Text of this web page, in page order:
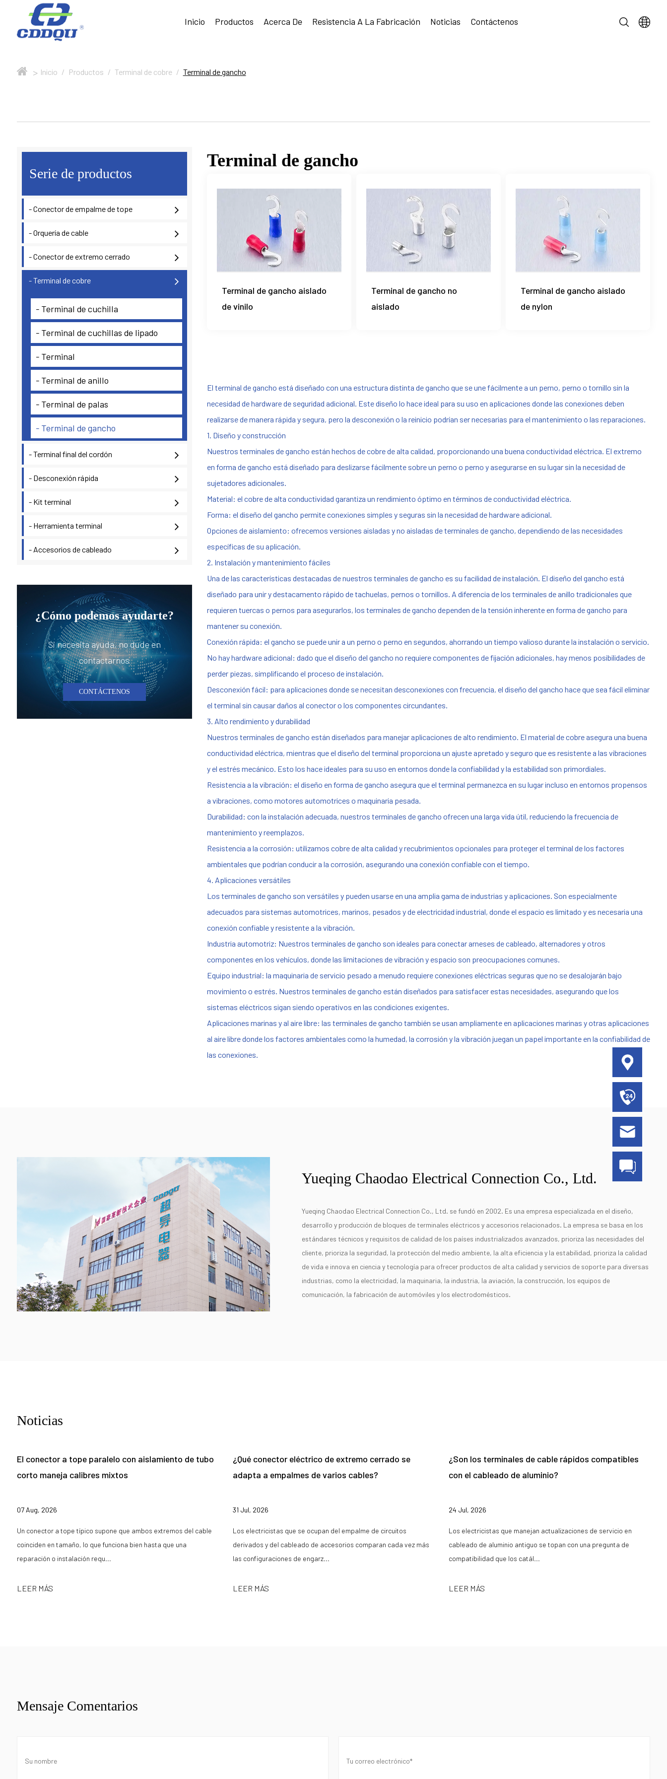
Inicio Productos Acerca De Resistencia A La Fabricación Noticias Contáctenos
> Inicio / Productos / Terminal de cobre / Terminal de gancho
Serie de productos
- Conector de empalme de tope
- Orquería de cable
- Conector de extremo cerrado
- Terminal de cobre
- Terminal de cuchilla
- Terminal de cuchillas de lipado
- Terminal
- Terminal de anillo
- Terminal de palas
- Terminal de gancho
- Terminal final del cordón
- Desconexión rápida
- Kit terminal
- Herramienta terminal
- Accesorios de cableado
¿Cómo podemos ayudarte?
Si necesita ayuda, no dude en
contactarnos
CONTÁCTENOS
Terminal de gancho
Terminal de gancho aislado
de vinilo
Terminal de gancho no
aislado
Terminal de gancho aislado
de nylon
El terminal de gancho está diseñado con una estructura distinta de gancho que se une fácilmente a un perno, perno o tornillo sin la
necesidad de hardware de seguridad adicional. Este diseño lo hace ideal para su uso en aplicaciones donde las conexiones deben
realizarse de manera rápida y segura, pero la desconexión o la reinicio podrían ser necesarias para el mantenimiento o las reparaciones.
1. Diseño y construcción
Nuestros terminales de gancho están hechos de cobre de alta calidad, proporcionando una buena conductividad eléctrica. El extremo
en forma de gancho está diseñado para deslizarse fácilmente sobre un perno o perno y asegurarse en su lugar sin la necesidad de
sujetadores adicionales.
Material: el cobre de alta conductividad garantiza un rendimiento óptimo en términos de conductividad eléctrica.
Forma: el diseño del gancho permite conexiones simples y seguras sin la necesidad de hardware adicional.
Opciones de aislamiento: ofrecemos versiones aisladas y no aisladas de terminales de gancho, dependiendo de las necesidades
específicas de su aplicación.
2. Instalación y mantenimiento fáciles
Una de las características destacadas de nuestros terminales de gancho es su facilidad de instalación. El diseño del gancho está
diseñado para unir y destacamento rápido de tachuelas, pernos o tornillos. A diferencia de los terminales de anillo tradicionales que
requieren tuercas o pernos para asegurarlos, los terminales de gancho dependen de la tensión inherente en forma de gancho para
mantener su conexión.
Conexión rápida: el gancho se puede unir a un perno o perno en segundos, ahorrando un tiempo valioso durante la instalación o servicio.
No hay hardware adicional: dado que el diseño del gancho no requiere componentes de fijación adicionales, hay menos posibilidades de
perder piezas, simplificando el proceso de instalación.
Desconexión fácil: para aplicaciones donde se necesitan desconexiones con frecuencia, el diseño del gancho hace que sea fácil eliminar
el terminal sin causar daños al conector o los componentes circundantes.
3. Alto rendimiento y durabilidad
Nuestros terminales de gancho están diseñados para manejar aplicaciones de alto rendimiento. El material de cobre asegura una buena
conductividad eléctrica, mientras que el diseño del terminal proporciona un ajuste apretado y seguro que es resistente a las vibraciones
y el estrés mecánico. Esto los hace ideales para su uso en entornos donde la confiabilidad y la estabilidad son primordiales.
Resistencia a la vibración: el diseño en forma de gancho asegura que el terminal permanezca en su lugar incluso en entornos propensos
a vibraciones, como motores automotrices o maquinaria pesada.
Durabilidad: con la instalación adecuada, nuestros terminales de gancho ofrecen una larga vida útil, reduciendo la frecuencia de
mantenimiento y reemplazos.
Resistencia a la corrosión: utilizamos cobre de alta calidad y recubrimientos opcionales para proteger el terminal de los factores
ambientales que podrían conducir a la corrosión, asegurando una conexión confiable con el tiempo.
4. Aplicaciones versátiles
Los terminales de gancho son versátiles y pueden usarse en una amplia gama de industrias y aplicaciones. Son especialmente
adecuados para sistemas automotrices, marinos, pesados y de electricidad industrial, donde el espacio es limitado y es necesaria una
conexión confiable y resistente a la vibración.
Industria automotriz: Nuestros terminales de gancho son ideales para conectar arneses de cableado, alternadores y otros
componentes en los vehículos, donde las limitaciones de vibración y espacio son preocupaciones comunes.
Equipo industrial: la maquinaria de servicio pesado a menudo requiere conexiones eléctricas seguras que no se desalojarán bajo
movimiento o estrés. Nuestros terminales de gancho están diseñados para satisfacer estas necesidades, asegurando que los
sistemas eléctricos sigan siendo operativos en las condiciones exigentes.
Aplicaciones marinas y al aire libre: las terminales de gancho también se usan ampliamente en aplicaciones marinas y otras aplicaciones
al aire libre donde los factores ambientales como la humedad, la corrosión y la vibración juegan un papel importante en la confiabilidad de
las conexiones.
Yueqing Chaodao Electrical Connection Co., Ltd.
Yueqing Chaodao Electrical Connection Co., Ltd. se fundó en 2002. Es una empresa especializada en el diseño,
desarrollo y producción de bloques de terminales eléctricos y accesorios relacionados. La empresa se basa en los
estándares técnicos y requisitos de calidad de los países industrializados avanzados, prioriza las necesidades del
cliente, prioriza la seguridad, la protección del medio ambiente, la alta eficiencia y la estabilidad, prioriza la calidad
de vida e innova en ciencia y tecnología para ofrecer productos de alta calidad y servicios de soporte para diversas
industrias, como la electricidad, la maquinaria, la industria, la aviación, la construcción, los equipos de
comunicación, la fabricación de automóviles y los electrodomésticos.
Noticias
El conector a tope paralelo con aislamiento de tubo
corto maneja calibres mixtos
07 Aug, 2026
Un conector a tope típico supone que ambos extremos del cable
coinciden en tamaño, lo que funciona bien hasta que una
reparación o instalación requ...
LEER MÁS
¿Qué conector eléctrico de extremo cerrado se
adapta a empalmes de varios cables?
31 Jul, 2026
Los electricistas que se ocupan del empalme de circuitos
derivados y del cableado de accesorios comparan cada vez más
las configuraciones de engarz...
LEER MÁS
¿Son los terminales de cable rápidos compatibles
con el cableado de aluminio?
24 Jul, 2026
Los electricistas que manejan actualizaciones de servicio en
cableado de aluminio antiguo se topan con una pregunta de
compatibilidad que los catál...
LEER MÁS
Mensaje Comentarios